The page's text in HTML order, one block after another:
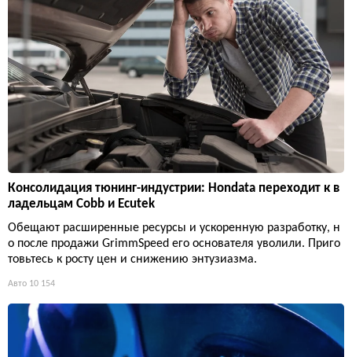
Консолидация тюнинг-индустрии: Hondata переходит к в
ладельцам Cobb и Ecutek
Обещают расширенные ресурсы и ускоренную разработку, н
о после продажи GrimmSpeed его основателя уволили. Приго
товьтесь к росту цен и снижению энтузиазма.
Авто 10 154